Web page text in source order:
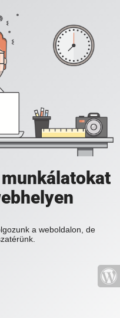
a weboldalon, de